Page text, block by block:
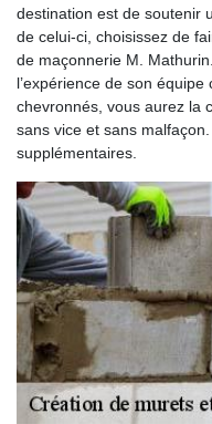
destination est de soutenir
de celui-ci, choisissez de
de maçonnerie M.
l’expérience de son
chevronnés, vous aurez la
sans vice et sans
supplémentaires.